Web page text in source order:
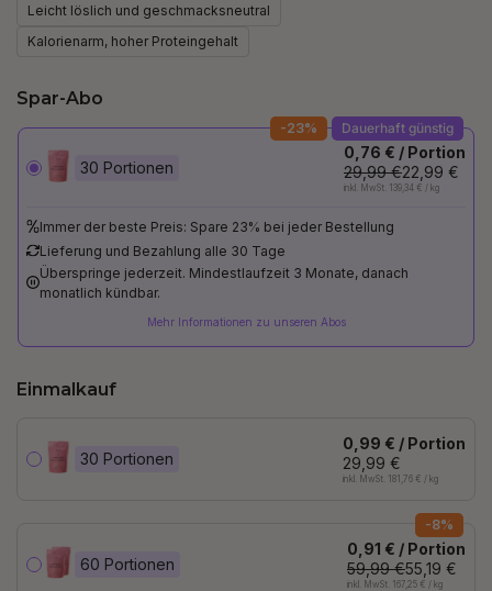
Leicht löslich und geschmacksneutral
Kalorienarm, hoher Proteingehalt
Spar-Abo
-23% Dauerhaft günstig
30 Portionen
0,76 € / Portion
29,99 €22,99 €
inkl. MwSt. 139,34 € / kg
Immer der beste Preis: Spare 23% bei jeder Bestellung
Lieferung und Bezahlung alle 30 Tage
Überspringe jederzeit. Mindestlaufzeit 3 Monate, danach
monatlich kündbar.
Mehr Informationen zu unseren Abos
Einmalkauf
30 Portionen
0,99 € / Portion
29,99 €
inkl. MwSt. 181,76 € / kg
-8%
60 Portionen
0,91 € / Portion
59,99 €55,19 €
inkl. MwSt. 167,25 € / kg